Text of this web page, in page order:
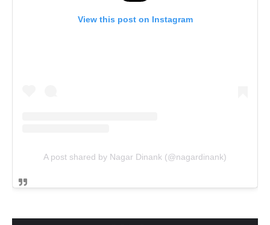
View this post on Instagram
A post shared by Nagar Dinank (@nagardinank)